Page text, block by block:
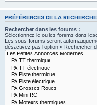
PRÉFÉRENCES DE LA RECHERCHE
Rechercher dans les forums :
Sélectionnez le ou les forums dans
Les sous-forums seront
désactivez pas l’option « Rechercher